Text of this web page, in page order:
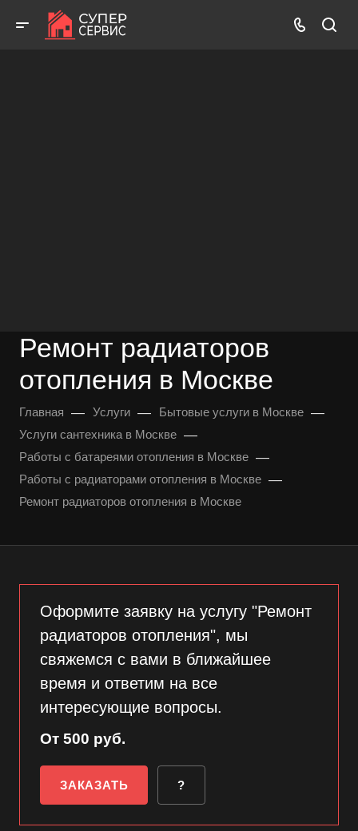
Ремонт радиаторов
отопления в Москве
Главная — Услуги — Бытовые услуги в Москве —
Услуги сантехника в Москве —
Работы с батареями отопления в Москве —
Работы с радиаторами отопления в Москве —
Ремонт радиаторов отопления в Москве
Оформите заявку на услугу "Ремонт
радиаторов отопления", мы
свяжемся с вами в ближайшее
время и ответим на все
интересующие вопросы.
От 500 руб.
ЗАКАЗАТЬ ?